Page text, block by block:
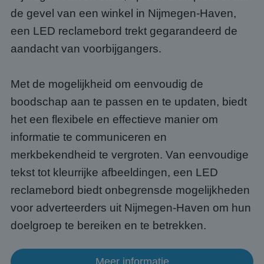
de gevel van een winkel in Nijmegen-Haven,
een LED reclamebord trekt gegarandeerd de
aandacht van voorbijgangers.
Met de mogelijkheid om eenvoudig de
boodschap aan te passen en te updaten, biedt
het een flexibele en effectieve manier om
informatie te communiceren en
merkbekendheid te vergroten. Van eenvoudige
tekst tot kleurrijke afbeeldingen, een LED
reclamebord biedt onbegrensde mogelijkheden
voor adverteerders uit Nijmegen-Haven om hun
doelgroep te bereiken en te betrekken.
Meer informatie
voor
een
CookieScriptConsent
CookieScript
4 weken 2
om
Google Privacy Policy